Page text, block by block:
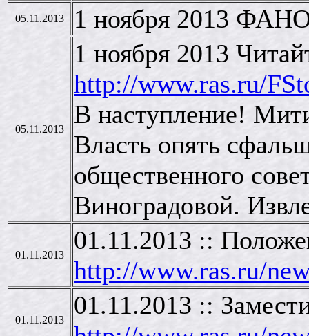
05.11.2013 1 ноября 2013
05.11.2013
1 ноября 2013
http://www.ras.ru/
В наступление!
Власть опять
общественного
Виноградовой.
01.11.2013
01.11.2013 ::
http://www.ras.ru/
01.11.2013
01.11.2013 ::